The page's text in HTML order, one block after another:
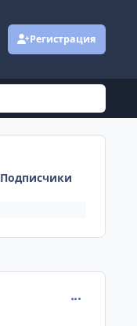
Регистрация
Подписчики